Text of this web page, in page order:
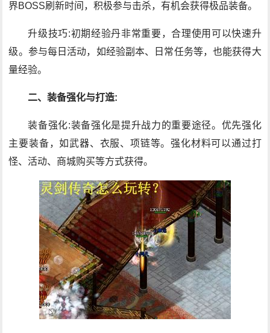
界BOSS刷新时间，积极参与击杀，有机会获得极品装备。
升级技巧:初期经验丹非常重要，合理使用可以快速升
级。参与每日活动，如经验副本、日常任务等，也能获得大
量经验。
二、装备强化与打造:
装备强化:装备强化是提升战力的重要途径。优先强化
主要装备，如武器、衣服、项链等。强化材料可以通过打
怪、活动、商城购买等方式获得。